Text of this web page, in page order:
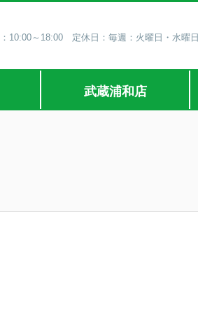
10:00～18:00 定休日：毎週：火曜日・水曜日
武蔵浦和店